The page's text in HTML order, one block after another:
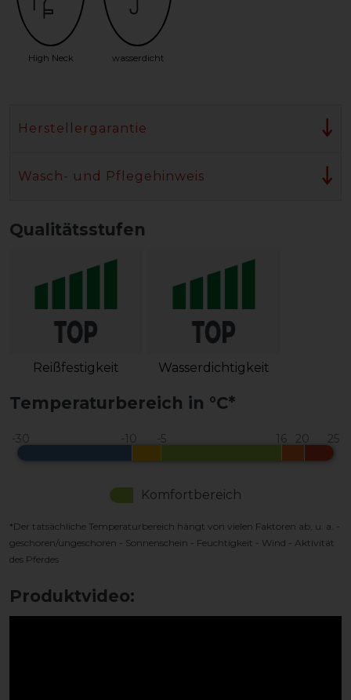
High Neck wasserdicht
Herstellergarantie
Wasch- und Pflegehinweis
Qualitätsstufen
Reißfestigkeit Wasserdichtigkeit
Temperaturbereich in °C*
Komfortbereich
*Der tatsächliche Temperaturbereich hängt von vielen Faktoren ab, u. a. -
geschoren/ungeschoren - Sonnenschein - Feuchtigkeit - Wind - Aktivität
des Pferdes
Produktvideo: